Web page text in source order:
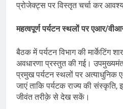
प्रोजेक्ट्स पर विस्तृत चर्चा कर
महत्वपूर्ण पर्यटन स्थलों पर एआर/
बैठक में पर्यटन विभाग की मार्केटिंग
अवधारणा प्रस्तुत की गई।
प्रमुख पर्यटन स्थलों पर
जाएं ताकि पर्यटक राज्य की संस्कृति,
जीवंत तरीक़े से देख सकें।